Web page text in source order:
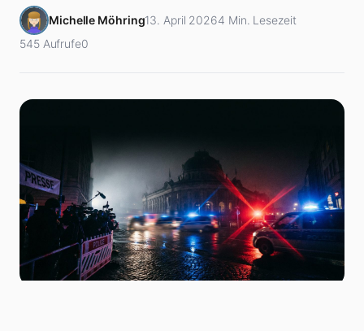
Michelle Möhring13. April 20264 Min. Lesezeit
545 Aufrufe0